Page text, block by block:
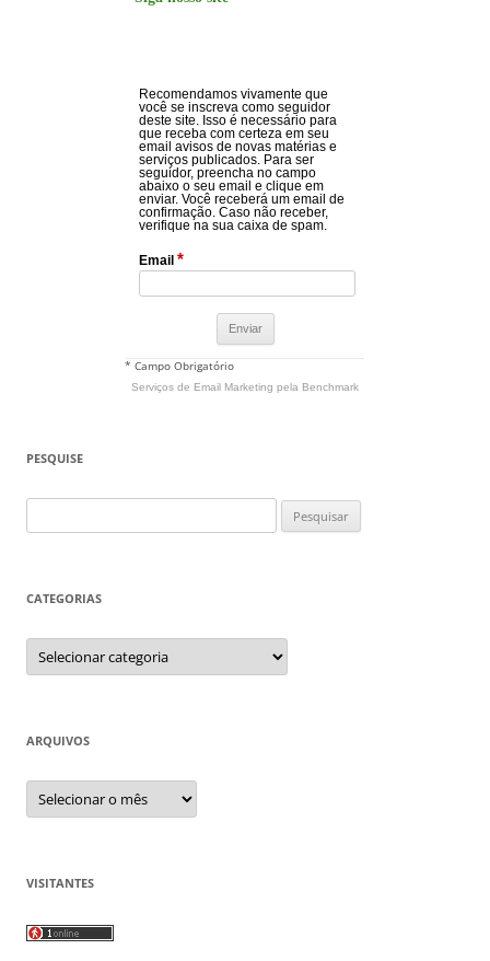
Recomendamos vivamente que
você se inscreva como seguidor
deste site. Isso é necessário para
que receba com certeza em seu
email avisos de novas matérias e
serviços publicados. Para ser
seguidor, preencha no campo
abaixo o seu email e clique em
enviar. Você receberá um email de
confirmação. Caso não receber,
verifique na sua caixa de spam.
Email *
* Campo Obrigatório
Serviços de Email Marketing pela Benchmark
PESQUISE
por:
CATEGORIAS
Categorias
ARQUIVOS
Arquivos
VISITANTES